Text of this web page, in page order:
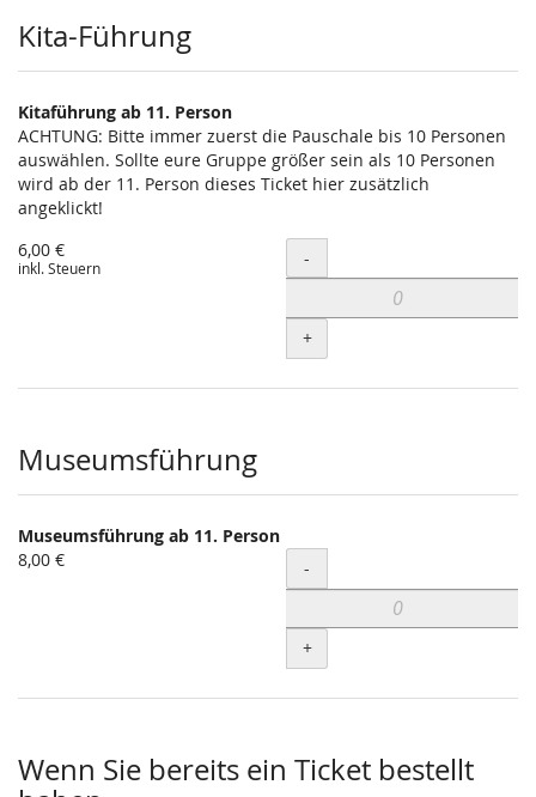
Kita-Führung
Kitaführung ab 11. Person
ACHTUNG: Bitte immer zuerst die Pauschale bis 10 Personen
auswählen. Sollte eure Gruppe größer sein als 10 Personen
wird ab der 11. Person dieses Ticket hier zusätzlich
angeklickt!
6,00 €
inkl. Steuern Menge
-
+
Museumsführung
Museumsführung ab 11. Person
8,00 €
Menge
-
+
Wenn Sie bereits ein Ticket bestellt